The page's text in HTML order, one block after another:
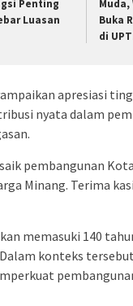
Penting
Luasan
Buka
di
apresiasi
nyata dalam
pembangunan
Minang. Terima
memasuki 140
konteks